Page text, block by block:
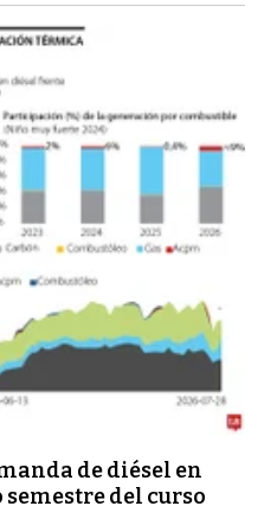
de diésel en
semestre del curso